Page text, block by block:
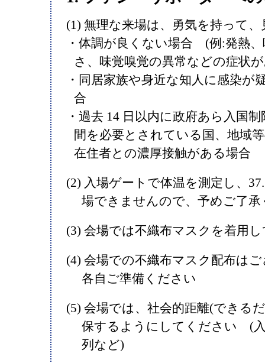
(1) 無理な来場は、勇気を持って
・体調が良くない場合 (例:発熱
さ、味覚嗅覚の異常などの症状
・同居家族や身近な知人に感染が
合
・過去 14 日以内に政府あら入国
間を必要とされている国、地域
在住者との濃厚接触がある場合
(2) 入場ゲートで体温を測定し、
場できませんので、予めご了
(3) 会場では不織布マスクを着用
(4) 会場での不織布マスク配布は
各自ご準備ください
(5) 会場では、社会的距離(できる
保するようにしてください (
列など)